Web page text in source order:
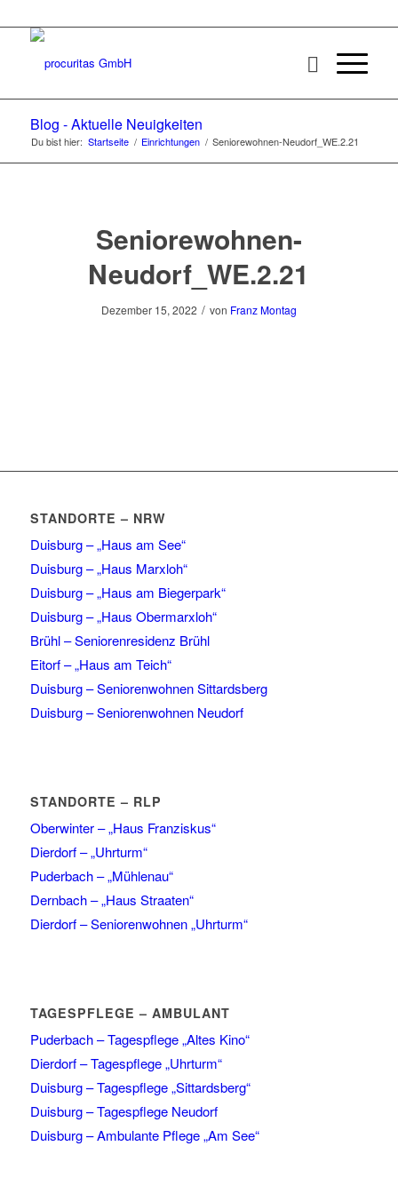
Blog - Aktuelle Neuigkeiten
Du bist hier: Startseite / Einrichtungen / Seniorewohnen-Neudorf_WE.2.21
Seniorewohnen-
Neudorf_WE.2.21
Dezember 15, 2022 / von Franz Montag
STANDORTE – NRW
Duisburg – „Haus am See“
Duisburg – „Haus Marxloh“
Duisburg – „Haus am Biegerpark“
Duisburg – „Haus Obermarxloh“
Brühl – Seniorenresidenz Brühl
Eitorf – „Haus am Teich“
Duisburg – Seniorenwohnen Sittardsberg
Duisburg – Seniorenwohnen Neudorf
STANDORTE – RLP
Oberwinter – „Haus Franziskus“
Dierdorf – „Uhrturm“
Puderbach – „Mühlenau“
Dernbach – „Haus Straaten“
Dierdorf – Seniorenwohnen „Uhrturm“
TAGESPFLEGE – AMBULANT
Puderbach – Tagespflege „Altes Kino“
Dierdorf – Tagespflege „Uhrturm“
Duisburg – Tagespflege „Sittardsberg“
Duisburg – Tagespflege Neudorf
Duisburg – Ambulante Pflege „Am See“